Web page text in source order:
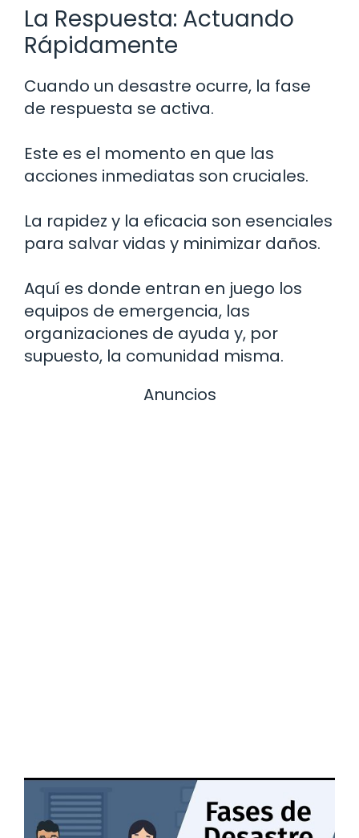
La Respuesta: Actuando
Rápidamente
Cuando un desastre ocurre, la fase
de respuesta se activa.
Este es el momento en que las
acciones inmediatas son cruciales.
La rapidez y la eficacia son esenciales
para salvar vidas y minimizar daños.
Aquí es donde entran en juego los
equipos de emergencia, las
organizaciones de ayuda y, por
supuesto, la comunidad misma.
Anuncios